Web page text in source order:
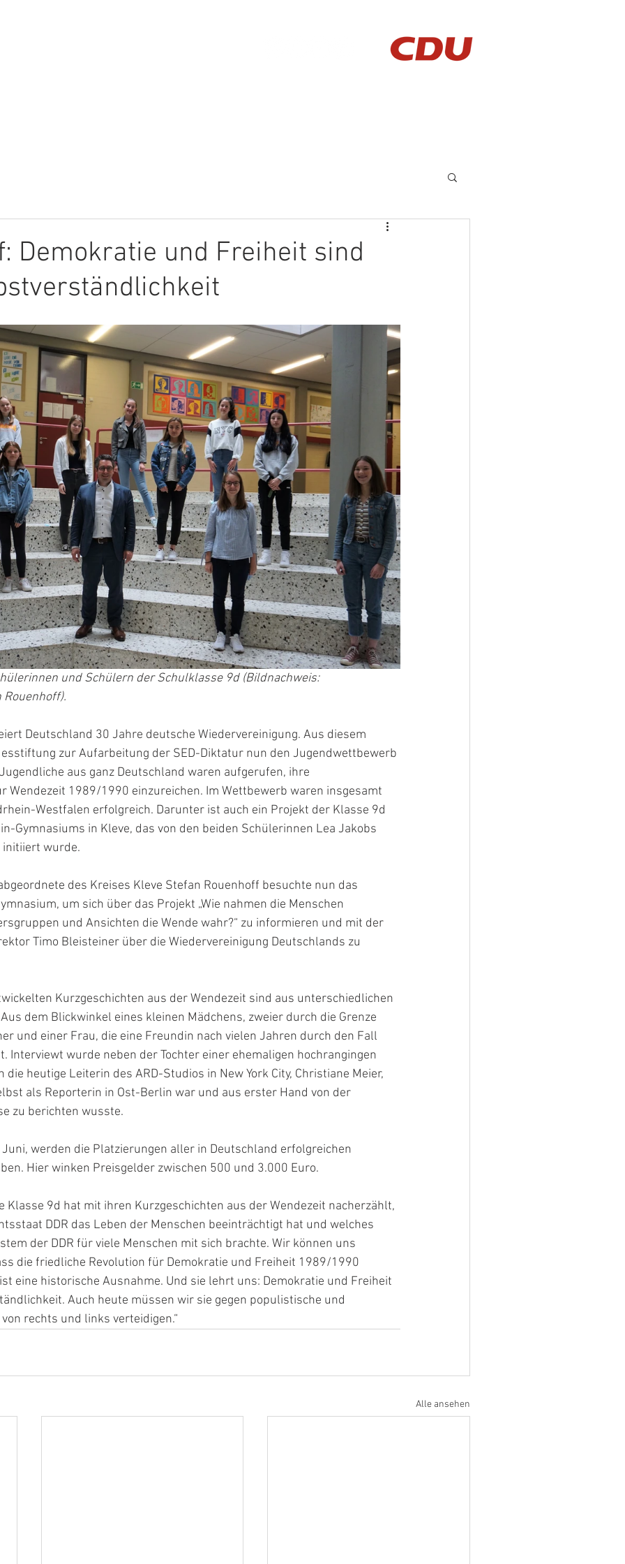
Demokratie und Freiheit sind
und Schülern der Schulklasse 9d (Bildnachweis:
Deutschland 30 Jahre deutsche Wiedervereinigung. Aus diesem
zur Aufarbeitung der SED-Diktatur nun den Jugendwettbewerb
Jugendliche aus ganz Deutschland waren aufgerufen, ihre
Wendezeit 1989/1990 einzureichen. Im Wettbewerb waren insgesamt
Westfalen erfolgreich. Darunter ist auch ein Projekt der Klasse 9d
Gymnasiums in Kleve, das von den beiden Schülerinnen Lea Jakobs
initiiert wurde.
des Kreises Kleve Stefan Rouenhoff besuchte nun das
um sich über das Projekt „Wie nahmen die Menschen
und Ansichten die Wende wahr?“ zu informieren und mit der
Timo Bleisteiner über die Wiedervereinigung Deutschlands zu
Kurzgeschichten aus der Wendezeit sind aus unterschiedlichen
dem Blickwinkel eines kleinen Mädchens, zweier durch die Grenze
und einer Frau, die eine Freundin nach vielen Jahren durch den Fall
Interviewt wurde neben der Tochter einer ehemaligen hochrangingen
die heutige Leiterin des ARD-Studios in New York City, Christiane Meier,
als Reporterin in Ost-Berlin war und aus erster Hand von der
zu berichten wusste.
werden die Platzierungen aller in Deutschland erfolgreichen
Hier winken Preisgelder zwischen 500 und 3.000 Euro.
Klasse 9d hat mit ihren Kurzgeschichten aus der Wendezeit nacherzählt,
DDR das Leben der Menschen beeinträchtigt hat und welches
der DDR für viele Menschen mit sich brachte. Wir können uns
die friedliche Revolution für Demokratie und Freiheit 1989/1990
eine historische Ausnahme. Und sie lehrt uns: Demokratie und Freiheit
Auch heute müssen wir sie gegen populistische und
rechts und links verteidigen.“
Alle ansehen